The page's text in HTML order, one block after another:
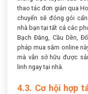
thao tác đơn giản qua
chuyển sẽ đóng gói
nhà bạn tại tất cả các
Bạch Đằng, Cầu Dền,
pháp mua sắm online
mà vẫn sở hữu được
linh ngay tại nhà.
4.3. Cơ hội hợp